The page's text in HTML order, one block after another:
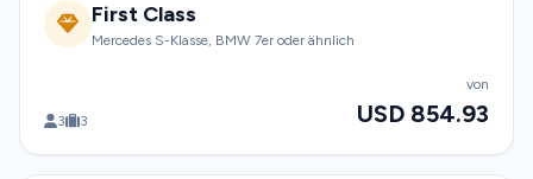
First Class
Mercedes S-Klasse, BMW 7er oder ähnlich
3 3
von
USD 854.93